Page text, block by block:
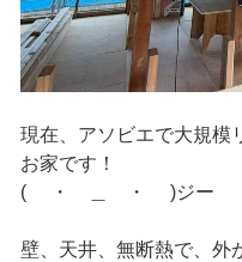
現在、アソビエで大規模
お家です！
( ・ ＿ ・ )ジー
壁、天井、無断熱で、外